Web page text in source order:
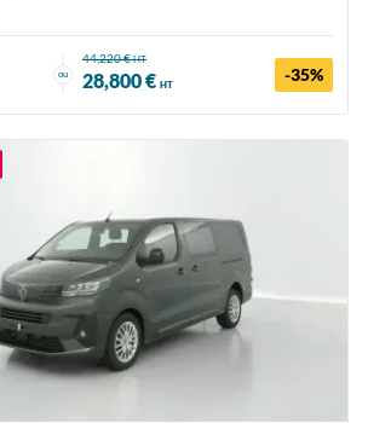
ou
44,220 €HT
28,800 € HT -35%